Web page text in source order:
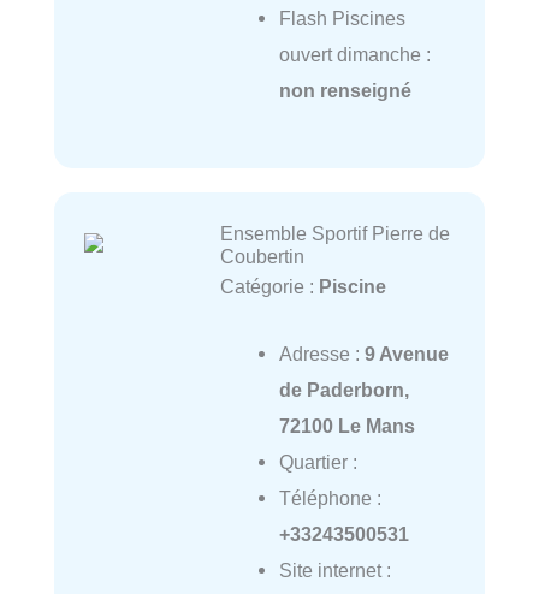
Flash Piscines
ouvert dimanche :
non renseigné
Ensemble Sportif Pierre de
Coubertin
Catégorie : Piscine
Adresse : 9 Avenue
de Paderborn,
72100 Le Mans
Quartier :
Téléphone :
+33243500531
Site internet :